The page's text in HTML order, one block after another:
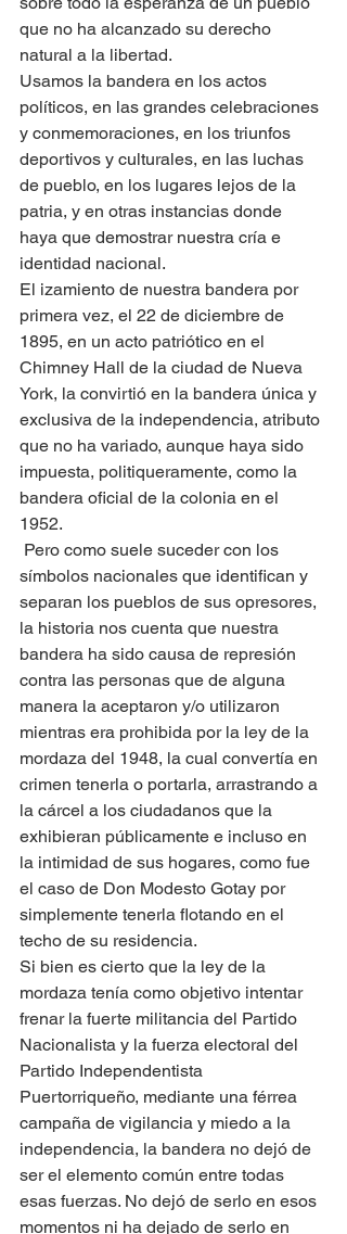
que no ha alcanzado su derecho
natural a la libertad.
Usamos la bandera en los actos
políticos, en las grandes celebraciones
y conmemoraciones, en los triunfos
deportivos y culturales, en las luchas
de pueblo, en los lugares lejos de la
patria, y en otras instancias donde
haya que demostrar nuestra cría e
identidad nacional.
El izamiento de nuestra bandera por
primera vez, el 22 de diciembre de
1895, en un acto patriótico en el
Chimney Hall de la ciudad de Nueva
York, la convirtió en la bandera única y
exclusiva de la independencia, atributo
que no ha variado, aunque haya sido
impuesta, politiqueramente, como la
bandera oficial de la colonia en el
1952.
símbolos nacionales que identifican y
separan los pueblos de sus opresores,
la historia nos cuenta que nuestra
bandera ha sido causa de represión
contra las personas que de alguna
manera la aceptaron y/o utilizaron
mientras era prohibida por la ley de la
mordaza del 1948, la cual convertía en
crimen tenerla o portarla, arrastrando a
la cárcel a los ciudadanos que la
exhibieran públicamente e incluso en
la intimidad de sus hogares, como fue
el caso de Don Modesto Gotay por
simplemente tenerla flotando en el
techo de su residencia.
Si bien es cierto que la ley de la
mordaza tenía como objetivo intentar
frenar la fuerte militancia del Partido
Nacionalista y la fuerza electoral del
Partido Independentista
Puertorriqueño, mediante una férrea
campaña de vigilancia y miedo a la
independencia, la bandera no dejó de
ser el elemento común entre todas
esas fuerzas. No dejó de serlo en esos
momentos ni ha dejado de serlo en